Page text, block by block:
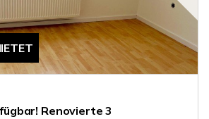
Renovierte 3